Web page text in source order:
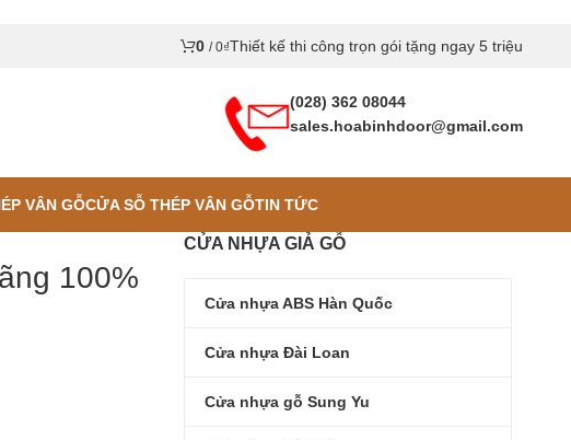
0 / 0₫Thiết kế thi công trọn gói tặng ngay 5 triệu
(028) 362 08044
sales.hoabinhdoor@gmail.com
VÂN GỖCỬA SỖ THÉP VÂN GỖTIN TỨC
100%
CỬA NHỰA GIẢ GỖ
Cửa nhựa ABS Hàn Quốc
Cửa nhựa Đài Loan
Cửa nhựa gỗ Sung Yu